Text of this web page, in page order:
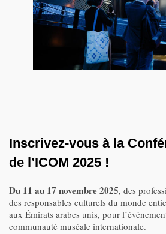
Inscrivez-vous à la
de l’ICOM 2025 !
Du 11 au 17 novembre 2025, des
des responsables culturels du monde
aux Émirats arabes unis, pour
communauté muséale internationale.